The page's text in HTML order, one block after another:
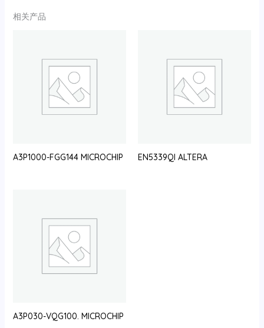
相关产品
A3P1000-FGG144 MICROCHIP EN5339QI ALTERA
A3P030-VQG100. MICROCHIP